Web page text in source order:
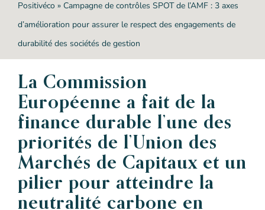
Positivéco» Campagne de contrôles SPOT de l’AMF : 3 axes
d’amélioration pour assurer le respect des engagements de
durabilité des sociétés de gestion
La Commission
Européenne a fait de la
finance durable l’une des
priorités de l’Union des
Marchés de Capitaux et un
pilier pour atteindre la
neutralité carbone en